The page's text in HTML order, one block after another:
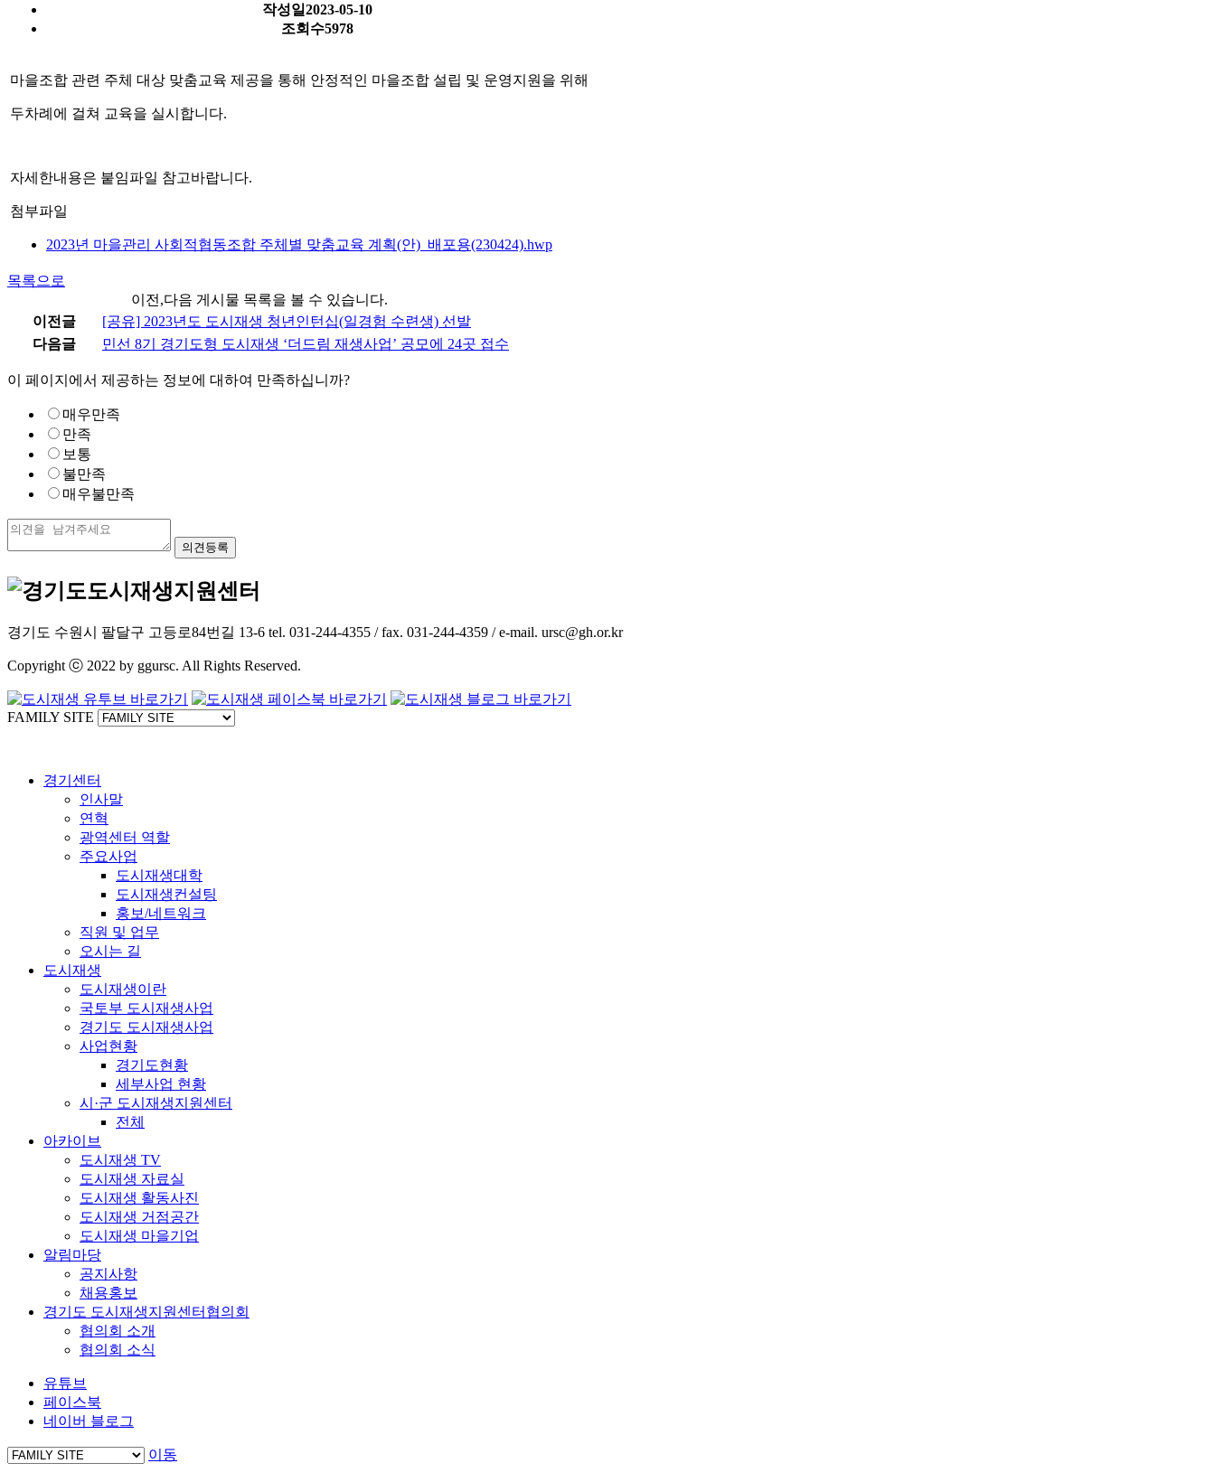
작성일2023-05-10
조회수5978
마을조합 관련 주체 대상 맞춤교육 제공을 통해 안정적인 마을조합 설립 및 운영지원을 위해
두차례에 걸쳐 교육을 실시합니다.
자세한내용은 붙임파일 참고바랍니다.
첨부파일
2023년 마을관리 사회적협동조합 주체별 맞춤교육 계획(안)_배포용(230424).hwp
목록으로
이전,다음 게시물 목록을 볼 수 있습니다.
이전글
[공유] 2023년도 도시재생 청년인턴십(일경험 수련생) 선발
다음글
민선 8기 경기도형 도시재생 ‘더드림 재생사업’ 공모에 24곳 접수
이 페이지에서 제공하는 정보에 대하여 만족하십니까?
매우만족
만족
보통
불만족
매우불만족
경기도 수원시 팔달구 고등로84번길 13-6 tel. 031-244-4355 / fax. 031-244-4359 / e-mail. ursc@gh.or.kr
Copyright ⓒ 2022 by ggursc. All Rights Reserved.
FAMILY SITE
경기센터
인사말
연혁
광역센터 역할
주요사업
도시재생대학
도시재생컨설팅
홍보/네트워크
직원 및 업무
오시는 길
도시재생
도시재생이란
국토부 도시재생사업
경기도 도시재생사업
사업현황
경기도현황
세부사업 현황
시·군 도시재생지원센터
전체
아카이브
도시재생 TV
도시재생 자료실
도시재생 활동사진
도시재생 거점공간
도시재생 마을기업
알림마당
공지사항
채용홍보
경기도 도시재생지원센터협의회
협의회 소개
협의회 소식
유튜브
페이스북
네이버 블로그
이동